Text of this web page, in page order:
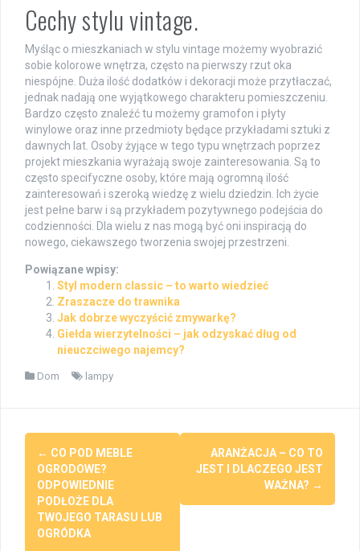
Cechy stylu vintage.
Myśląc o mieszkaniach w stylu vintage możemy wyobrazić
sobie kolorowe wnętrza, często na pierwszy rzut oka
niespójne. Duża ilość dodatków i dekoracji może przytłaczać,
jednak nadają one wyjątkowego charakteru pomieszczeniu.
Bardzo często znaleźć tu możemy gramofon i płyty
winylowe oraz inne przedmioty będące przykładami sztuki z
dawnych lat. Osoby żyjące w tego typu wnętrzach poprzez
projekt mieszkania wyrażają swoje zainteresowania. Są to
często specifyczne osoby, które mają ogromną ilość
zainteresowań i szeroką wiedzę z wielu dziedzin. Ich życie
jest pełne barw i są przykładem pozytywnego podejścia do
codzienności. Dla wielu z nas mogą być oni inspiracją do
nowego, ciekawszego tworzenia swojej przestrzeni.
Powiązane wpisy:
Styl modern classic – to warto wiedzieć
Zraszacze do trawnika
Jak dobrze wyczyścić zmywarkę?
Giełda wierzytelności – jak odzyskać dług od
nieuczciwego najemcy?
Dom lampy
Post
navigation
← CO POD MEBLE
OGRODOWE?
ODPOWIEDNIE
PODŁOŻE DLA
TWOJEGO TARASU LUB
OGRÓDKA
ARANŻACJA – CO TO
JEST I DLACZEGO JEST
WAŻNA? →